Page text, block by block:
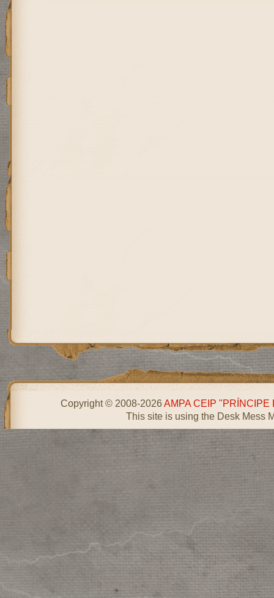
Copyright © 2008-2026AMPA CEIP "PRÍNCIPE
This site is using the Desk Mess